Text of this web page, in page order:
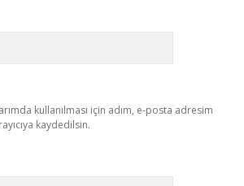
kullanılması için adım, e-posta adresim
kaydedilsin.